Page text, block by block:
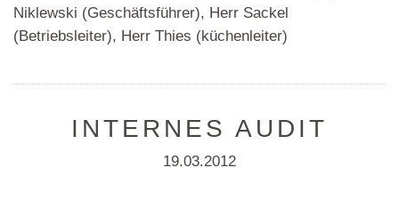
Niklewski (Geschäftsführer), Herr Sackel
(Betriebsleiter), Herr Thies (küchenleiter)
INTERNES AUDIT
19.03.2012